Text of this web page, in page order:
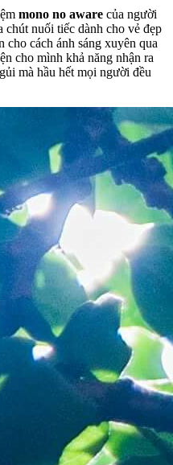
mono no aware của người
nuối tiếc dành cho vẻ đẹp
cho cách ánh sáng xuyên qua
cho mình khả năng nhận ra
mà hầu hết mọi người đều